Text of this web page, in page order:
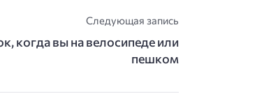
Следующая запись
когда вы на велосипеде или
пешком